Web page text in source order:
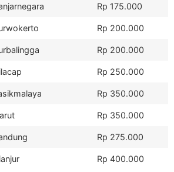
Rp 175.000
Rp 200.000
Rp 200.000
Rp 250.000
Rp 350.000
Rp 350.000
Rp 275.000
Rp 400.000